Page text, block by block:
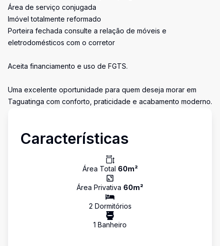
Área de serviço conjugada
Imóvel totalmente reformado
Porteira fechada consulte a relação de móveis e
eletrodomésticos com o corretor
Aceita financiamento e uso de FGTS.
Uma excelente oportunidade para quem deseja morar em
Taguatinga com conforto, praticidade e acabamento moderno.
Características
Área Total 60m²
Área Privativa 60m²
2 Dormitórios
1 Banheiro